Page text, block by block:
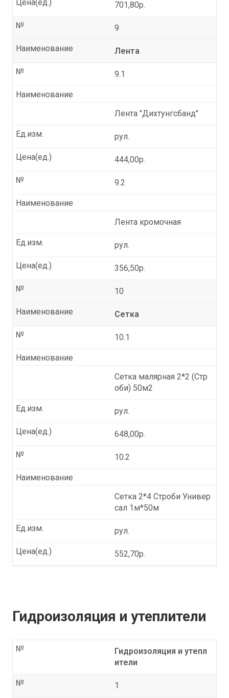
701,80р.
Цена(ед.)
9
№
Лента
Наименование
9.1
№
Наименование
Лента "Дихтунгсбанд"
рул.
Ед.изм.
444,00р.
Цена(ед.)
9.2
№
Наименование
Лента кромочная
рул.
Ед.изм.
356,50р.
Цена(ед.)
10
№
Сетка
Наименование
10.1
№
Наименование
Сетка малярная 2*2 (Стр
оби) 50м2
рул.
Ед.изм.
648,00р.
Цена(ед.)
10.2
№
Наименование
Сетка 2*4 Строби Универ
сал 1м*50м
рул.
Ед.изм.
552,70р.
Цена(ед.)
Гидроизоляция и утеплители
Гидроизоляция и утепл
ители
№
1
№